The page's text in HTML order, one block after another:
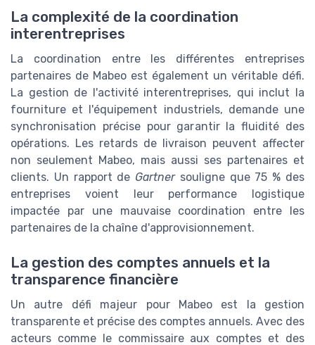
La complexité de la coordination
interentreprises
La coordination entre les différentes entreprises
partenaires de Mabeo est également un véritable défi.
La gestion de l'activité interentreprises, qui inclut la
fourniture et l'équipement industriels, demande une
synchronisation précise pour garantir la fluidité des
opérations. Les retards de livraison peuvent affecter
non seulement Mabeo, mais aussi ses partenaires et
clients. Un rapport de Gartnersouligne que 75 % des
entreprises voient leur performance logistique
impactée par une mauvaise coordination entre les
partenaires de la chaîne d'approvisionnement.
La gestion des comptes annuels et la
transparence financière
Un autre défi majeur pour Mabeo est la gestion
transparente et précise des comptes annuels. Avec des
acteurs comme le commissaire aux comptes et des